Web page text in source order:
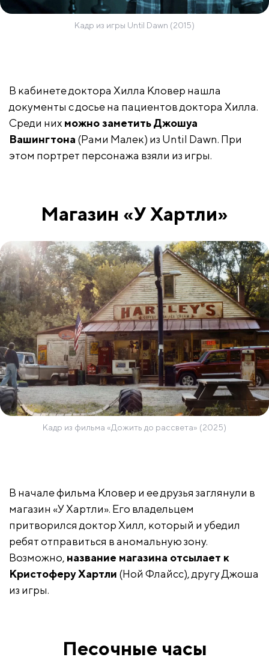
Кадр из игры Until Dawn (2015)
В кабинете доктора Хилла Кловер нашла
документы с досье на пациентов доктора Хилла.
Среди них можно заметить Джошуа
Вашингтона (Рами Малек) из Until Dawn. При
этом портрет персонажа взяли из игры.
Магазин «У Хартли»
Кадр из фильма «Дожить до рассвета» (2025)
В начале фильма Кловер и ее друзья заглянули в
магазин «У Хартли». Его владельцем
притворился доктор Хилл, который и убедил
ребят отправиться в аномальную зону.
Возможно, название магазина отсылает к
Кристоферу Хартли (Ной Флайсс), другу Джоша
из игры.
Песочные часы